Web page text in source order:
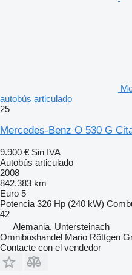
autobús articulado
25
Mercedes-Benz O 530 G
9.900 € Sin IVA
Autobús articulado
2008
842.383 km
Euro 5
Potencia 326 Hp (240 kW)
42
Alemania, Untersteinach
Omnibushandel Mario Röttgen
Contacte con el vendedor